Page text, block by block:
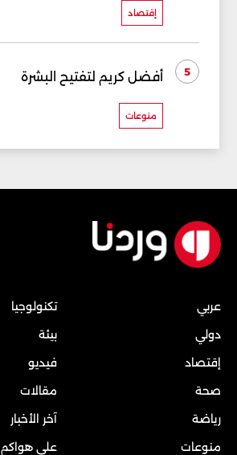
إقتصاد
5 أفضل كريم لتفتيح البشرة
منوعات
عربي
دولي
إقتصاد
صحة
رياضة
منوعات
تكنولوجيا
بيئة
فيديو
مقالات
آخر الأخبار
على هواكم